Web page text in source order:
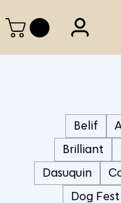
Belif
Brilliant
Dasuquin
Dog Fest